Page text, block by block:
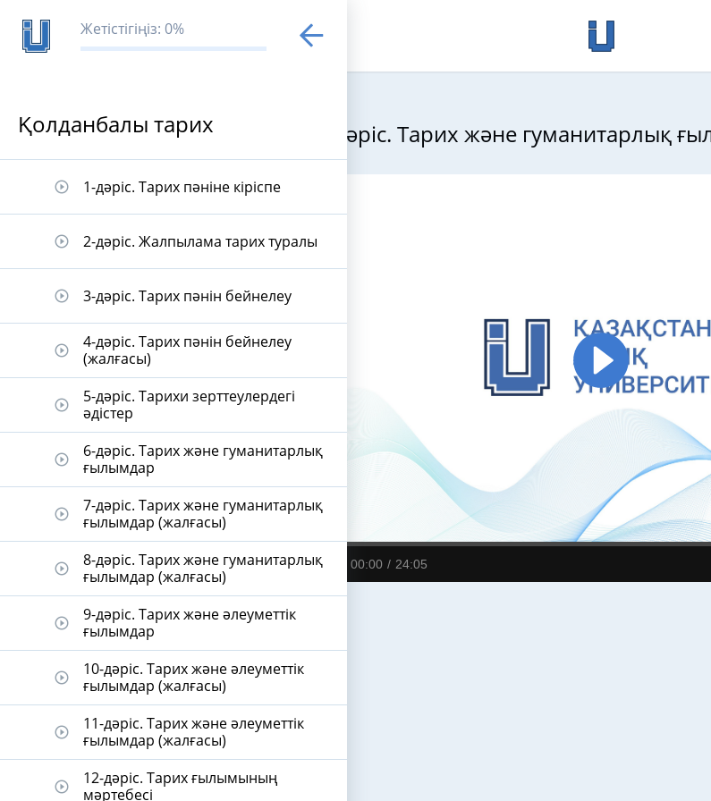
Жетістігіңіз: 0%
Қолданбалы тарих
play_circle_outline 1-дәріс. Тарих пәніне кіріспе
play_circle_outline 2-дәріс. Жалпылама тарих туралы
play_circle_outline 3-дәріс. Тарих пәнін бейнелеу
play_circle_outline
4-дәріс. Тарих пәнін бейнелеу
(жалғасы)
play_circle_outline
5-дәріс. Тарихи зерттеулердегі
әдістер
play_circle_outline
6-дәріс. Тарих және гуманитарлық
ғылымдар
play_circle_outline
7-дәріс. Тарих және гуманитарлық
ғылымдар (жалғасы)
play_circle_outline
8-дәріс. Тарих және гуманитарлық
ғылымдар (жалғасы)
play_circle_outline
9-дәріс. Тарих және әлеуметтік
ғылымдар
play_circle_outline
10-дәріс. Тарих және әлеуметтік
ғылымдар (жалғасы)
play_circle_outline
11-дәріс. Тарих және әлеуметтік
ғылымдар (жалғасы)
play_circle_outline
12-дәріс. Тарих ғылымының
мәртебесі
7-дәріс. Тарих және гуманитарлық
Қолданбалы тарих
00:00 24:05